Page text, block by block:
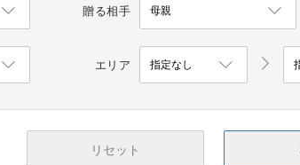
贈る相手
エリア
リセット